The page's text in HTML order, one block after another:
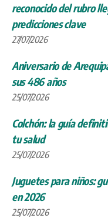
reconocido del rubro
predicciones clave
27/07/2026
Aniversario de
sus 486 años
25/07/2026
Colchón: la guía
tu salud
25/07/2026
Juguetes para niños:
en 2026
25/07/2026